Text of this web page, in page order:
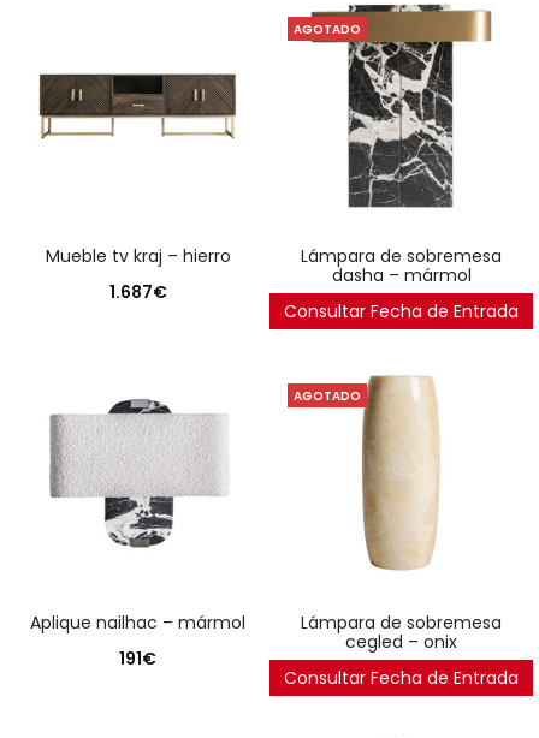
mueble tv kraj – hierro
1.687€
AGOTADO
lámpara de sobremesa
dasha – mármol
321€
Consultar Fecha de Entrada
aplique nailhac – mármol
191€
AGOTADO
lámpara de sobremesa
cegled – onix
159€
Consultar Fecha de Entrada